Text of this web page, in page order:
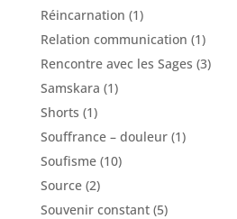
Réincarnation (1)
Relation communication (1)
Rencontre avec les Sages (3)
Samskara (1)
Shorts (1)
Souffrance – douleur(1)
Soufisme(10)
Source(2)
Souvenir constant(5)